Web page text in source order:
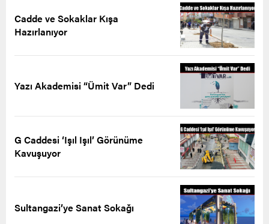
Cadde ve Sokaklar Kışa
Hazırlanıyor
Yazı Akademisi “Ümit Var” Dedi
G Caddesi ‘Işıl Işıl’ Görünüme
Kavuşuyor
Sultangazi’ye Sanat Sokağı